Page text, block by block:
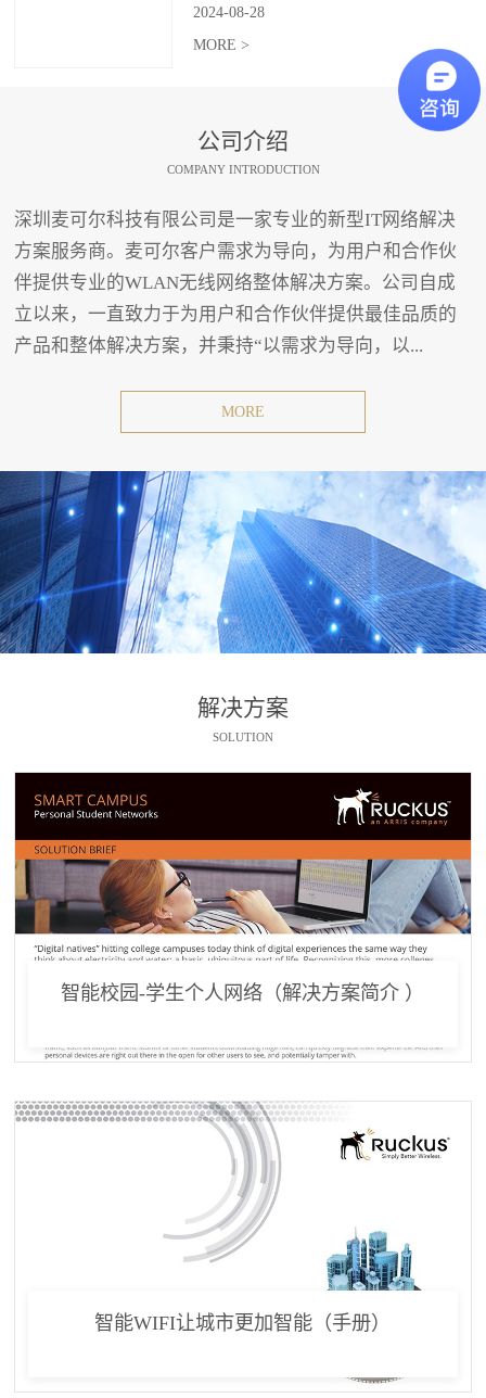
2024-08-28
MORE >
公司介绍
COMPANY INTRODUCTION
深圳麦可尔科技有限公司是一家专业的新型IT网络解决
方案服务商。麦可尔客户需求为导向，为用户和合作伙
伴提供专业的WLAN无线网络整体解决方案。公司自成
立以来，一直致力于为用户和合作伙伴提供最佳品质的
产品和整体解决方案，并秉持“以需求为导向，以...
MORE
解决方案
SOLUTION
智能校园-学生个人网络（解决方案简介 ）
智能WIFI让城市更加智能（手册）